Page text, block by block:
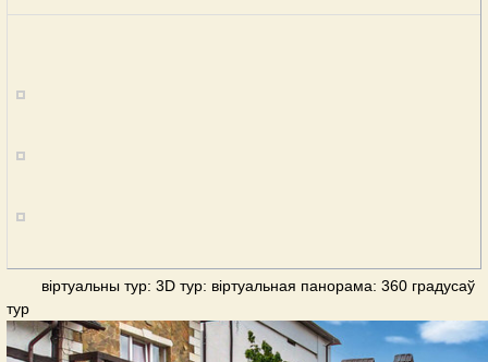
віртуальны тур: 3D тур: віртуальная панорама: 360 градусаў
тур